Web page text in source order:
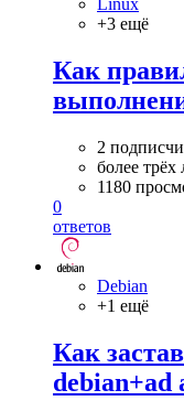
+3 ещё
Как
2
более трёх
1180
0
ответов
Debian
+1 ещё
Как
debian+ad